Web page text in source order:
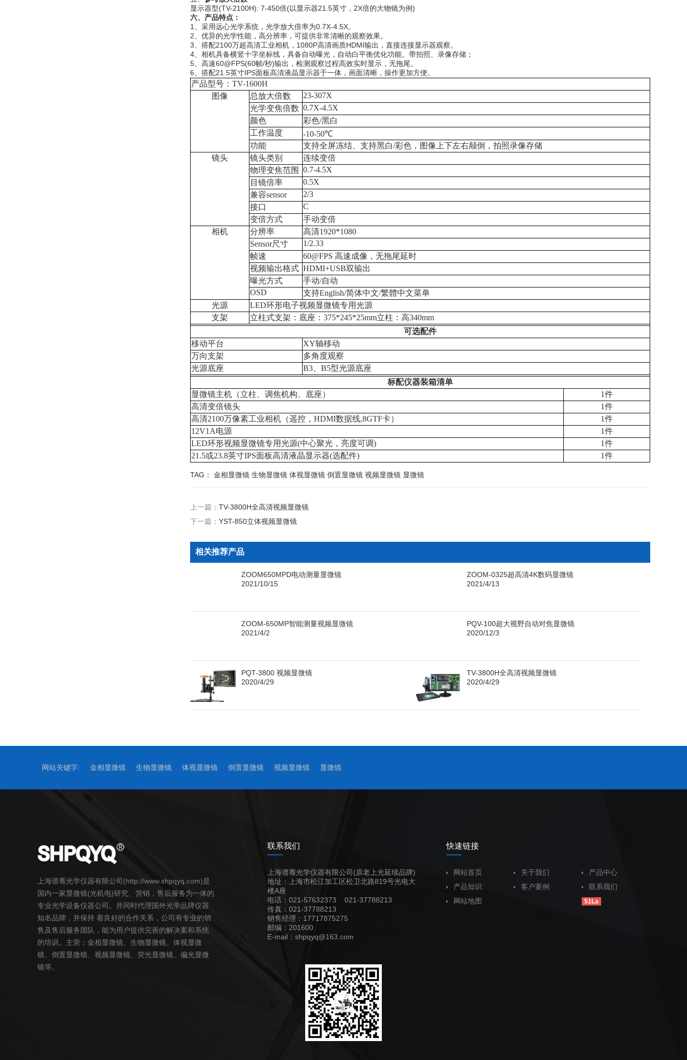
显示器型(TV-2100H): 7-450倍(以显示器21.5英寸 ， 2X倍的大物镜为例)
六、 产品特点：
1
、采用远心光学系统，光学放大倍率为0.7X-4.5X。
2 、优异的光学性能，高分辨率，可提供非常清晰的观察效果。
3 、搭配2100万超高清工业相机， 1080P高清画质HDMI输出，直接连接显示器观察。
4 、相机具备横竖十字坐标线，具备自动曝光，自动白平衡优化功能。带拍照、录像存储；
5 、高速60@FPS(60帧/秒)输出，检测观察过程高效实时显示，无拖尾。
6 、搭配21.5英寸IPS面板高清液晶显示器于一体，画面清晰，操作更加方便。
产品型号 ： TV-1600H
图像
总放大倍数
23-307X
光学变焦倍数 0.7X-4.5X
颜色
彩色/黑白
工作温度
-10-50℃
功能
支持全屏冻结、 支持黑白/彩色，图像上下左右颠倒，拍照录像存储
镜头
镜头类别
连续变倍
物理变焦范围
0.7-4.5X
目镜倍率
0.5X
兼容sensor
2/3
接口
C
变倍方式
手动变倍
相机
分辨率 高清1920*1080
Sensor尺寸 1/2.33
帧速
60@FPS 高速成像，无拖尾延时
视频输出格式 HDMI+USB双输出
曝光方式
手动/自动
OSD
支持English/简体中文/繁體中文菜单
光源
LED环形电子视频显微镜专用光源
支架
立柱式支架：底座： 375*245*25mm立柱：高340mm
可选配件
移动平台
XY轴移动
万向支架
多角度观察
光源底座
B3 B5型光源底座
标配仪器装箱清单
显微镜主机（立柱、调焦机构 、底座） 1件
高清变倍镜头
1件
高清2100万像素工业相机 （遥控， HDMI数据线,8GTF卡） 1件
12V1 A电源 1件
LED环形视频显微镜专用光源(中心聚光，亮度可调) 1件
21.5或23.8英寸IPS面板高清液晶显示器(选配件) 1件
TAG： 金相显微镜 生物显微镜 体视显微镜 倒置显微镜 视频显微镜 显微镜
上一篇： TV-3800H全高清视频显微镜
下一篇： YST-850立体视频显微镜
相关推荐产品
ZOOM650MPD电动测量显微镜
2021/10/15
ZOOM-0325超高清4K数码显微镜
2021/4/13
ZOOM-650MP智能测量视频显微镜
2021/4/2
PQV-100超大视野自动对焦显微镜
2020/12/3
PQT-3800 视频显微镜
2020/4/29
TV-3800H全高清视频显微镜
2020/4/29
网站关键字: 金相显微镜 生物显微镜 体视显微镜 倒置显微镜 视频显微镜 显微镜
上海谱骞光学仪器有限公司(http://www.shpqyq.com)是
国内一家显微镜(光机电)研究、营销，售后服务为一体的
专业光学设备仪器公司。并同时代理国外光学品牌仪器
知名品牌，并保持 着良好的合作关系，公司有专业的销
售及售后服务团队，能为用户提供完善的解决案和系统
的培训。主营： 金相显微镜 生物显微镜 体视显微
镜
倒置显微镜 视频显微镜 、荧光显微镜 、偏光显微
镜等。
联系我们
上海谱骞光学仪器有限公司(原老上光延续品牌)
地址：上海市松江加工区松卫北路819号光电大
楼A座
电话：021-57632373 021-37788213
传真：021-37788213
销售经理：17717875275
邮编：201600
E-mail：shpqyq@163.com
快速链接
网站首页 关于我们
产品中心
产品知识
客户案例
联系我们
网站地图
51La